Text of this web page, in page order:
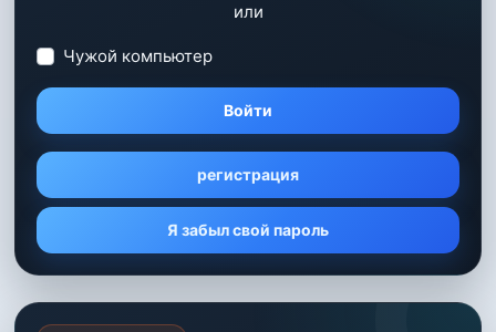
или
Чужой компьютер
Войти
регистрация
Я забыл свой пароль